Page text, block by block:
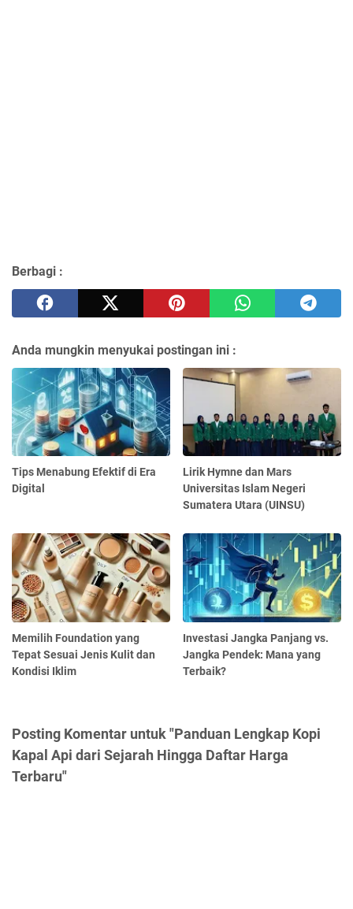
Berbagi :
Anda mungkin menyukai postingan ini :
Tips Menabung Efektif di Era
Digital
Lirik Hymne dan Mars
Universitas Islam Negeri
Sumatera Utara (UINSU)
Memilih Foundation yang
Tepat Sesuai Jenis Kulit dan
Kondisi Iklim
Investasi Jangka Panjang vs.
Jangka Pendek: Mana yang
Terbaik?
Posting Komentar untuk "Panduan Lengkap Kopi
Kapal Api dari Sejarah Hingga Daftar Harga
Terbaru"